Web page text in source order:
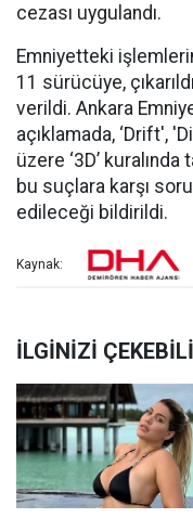
cezası uygulandı.
Emniyetteki
11 sürücüye,
verildi. Ankara
açıklamada, ‘Drift',
üzere ‘3D’
bu suçlara karşı
edileceği bildirildi.
Kaynak: